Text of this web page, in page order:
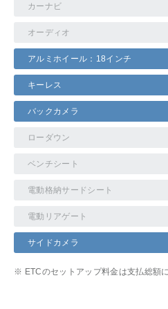
カーナビ
オーディオ
アルミホイール：18インチ
キーレス
バックカメラ
ローダウン
ベンチシート
電動格納サードシート
電動リアゲート
サイドカメラ
※ ETCのセットアップ料金は支払総額